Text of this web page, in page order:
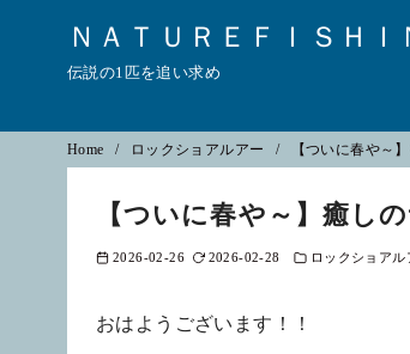
ＮＡＴＵＲＥＦＩＳＨＩ
伝説の1匹を追い求め
Home ロックショアルアー 【ついに春や～
【ついに春や～】癒し
2026-02-26 2026-02-28 ロックショアル
おはようございます！！